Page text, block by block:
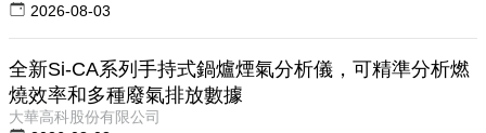
2026-08-03
全新Si-CA系列手持式鍋爐煙氣分析儀，可精準分析燃
燒效率和多種廢氣排放數據
大華高科股份有限公司